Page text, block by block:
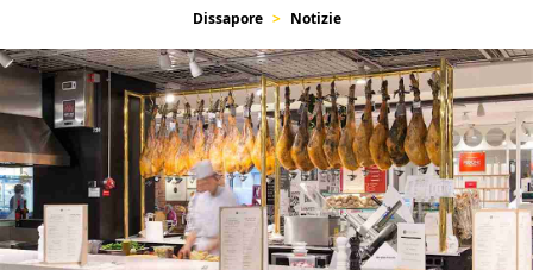
Dissapore Notizie